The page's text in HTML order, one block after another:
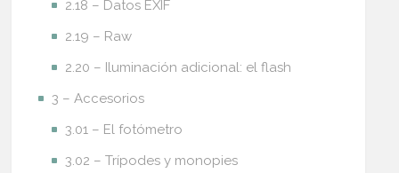
2.18 – Datos EXIF
2.19 – Raw
2.20 – Iluminación adicional: el flash
3 – Accesorios
3.01 – El fotómetro
3.02 – Trípodes y monopies